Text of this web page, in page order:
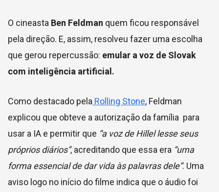
O cineasta Ben Feldman quem ficou responsável
pela direção. E, assim, resolveu fazer uma escolha
que gerou repercussão: emular a voz de Slovak
com inteligência artificial.
Como destacado pela Rolling Stone, Feldman
explicou que obteve a autorização da família para
usar a IA e permitir que “a voz de Hillel lesse seus
próprios diários”, acreditando que essa era “uma
forma essencial de dar vida às palavras dele”. Uma
aviso logo no início do filme indica que o áudio foi